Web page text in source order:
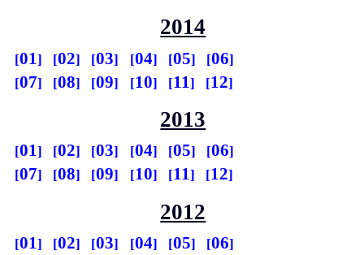
2014
01 02 03 04 05
06
07
08 09 10 11 12
2013
01 02 03 04 05
06
07
08 09 10 11 12
2012
01 02 03 04 05
06